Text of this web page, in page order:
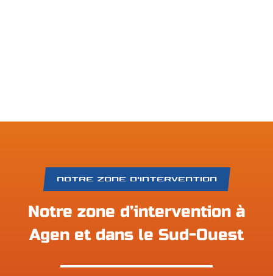
NOTRE ZONE D’INTERVENTION
Notre zone d’intervention à
Agen et dans le Sud-Ouest